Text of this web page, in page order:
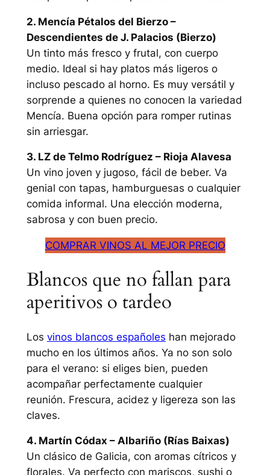
2. Mencía Pétalos del Bierzo –
Descendientes de J. Palacios (Bierzo)
Un tinto más fresco y frutal, con cuerpo
medio. Ideal si hay platos más ligeros o
incluso pescado al horno. Es muy versátil y
sorprende a quienes no conocen la variedad
Mencía. Buena opción para romper rutinas
sin arriesgar.
3. LZ de Telmo Rodríguez – Rioja Alavesa
Un vino joven y jugoso, fácil de beber. Va
genial con tapas, hamburguesas o cualquier
comida informal. Una elección moderna,
sabrosa y con buen precio.
COMPRAR VINOS AL MEJOR PRECIO
Blancos que no fallan para
aperitivos o tardeo
Los vinos blancos españoles han mejorado
mucho en los últimos años. Ya no son solo
para el verano: si eliges bien, pueden
acompañar perfectamente cualquier
reunión. Frescura, acidez y ligereza son las
claves.
4. Martín Códax – Albariño (Rías Baixas)
Un clásico de Galicia, con aromas cítricos y
florales. Va perfecto con mariscos, sushi o